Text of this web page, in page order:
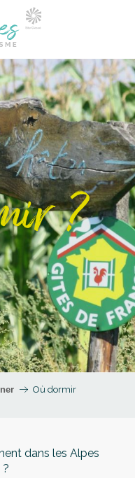
?
Où dormir
dans les Alpes
?